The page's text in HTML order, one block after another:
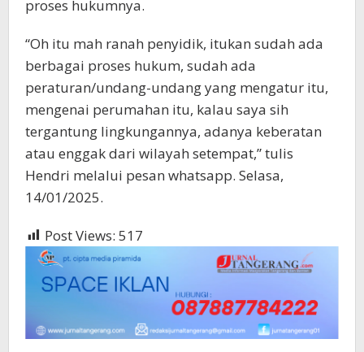
proses hukumnya.
“Oh itu mah ranah penyidik, itukan sudah ada
berbagai proses hukum, sudah ada
peraturan/undang-undang yang mengatur itu,
mengenai perumahan itu, kalau saya sih
tergantung lingkungannya, adanya keberatan
atau enggak dari wilayah setempat,” tulis
Hendri melalui pesan whatsapp. Selasa,
14/01/2025.
Post Views: 517